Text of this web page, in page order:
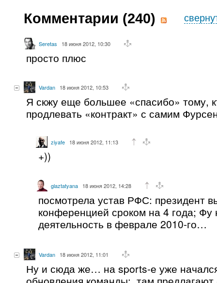
Комментарии (240)
Seretas 18 июня 2012, 10:30
просто плюс
Vardan 18 июня 2012, 10:53
Я скжу еще большее «спасибо» тому,
продлевать «контракт» с самим
ziyafe 18 июня 2012, 11:13
+))
glaztatyana 18 июня 2012, 14:28
посмотрела устав РФС: президент
конференцией сроком на 4 года;
деятельность в феврале 2010-го…
Vardan 18 июня 2012, 11:01
Ну и сюда же… на sports-е уже